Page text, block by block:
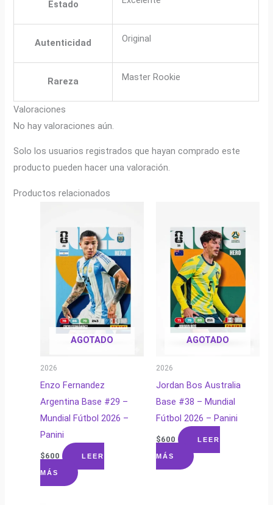
Estado
Autenticidad Original
Rareza Master Rookie
Valoraciones
No hay valoraciones aún.
Solo los usuarios registrados que hayan comprado este
producto pueden hacer una valoración.
Productos relacionados
AGOTADO
2026
Enzo Fernandez
Argentina Base #29 –
Mundial Fútbol 2026 –
Panini
$600 LEER
MÁS
AGOTADO
2026
Jordan Bos Australia
Base #38 – Mundial
Fútbol 2026 – Panini
$600 LEER
MÁS